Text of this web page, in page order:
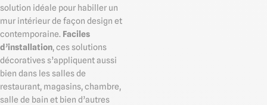
solution idéale pour habiller un
mur intérieur de façon design et
contemporaine. Faciles
d’installation, ces solutions
décoratives s’appliquent aussi
bien dans les salles de
restaurant, magasins, chambre,
salle de bain et bien d’autres